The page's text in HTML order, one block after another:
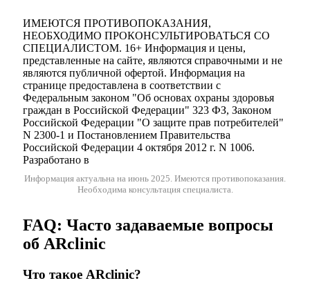
ИМЕЮТСЯ ПРОТИВОПОКАЗАНИЯ,
НЕОБХОДИМО ПРОКОНСУЛЬТИРОВАТЬСЯ СО
СПЕЦИАЛИСТОМ. 16+ Информация и цены,
представленные на сайте, являются справочными и не
являются публичной офертой. Информация на
странице предоставлена в соответствии с
Федеральным законом "Об основах охраны здоровья
граждан в Российской Федерации" 323 ФЗ, Законом
Российской Федерации "О защите прав потребителей"
N 2300-1 и Постановлением Правительства
Российской Федерации 4 октября 2012 г. N 1006.
Разработано в
Информация актуальна на июнь 2025. Имеются противопоказания.
Необходима консультация специалиста.
FAQ: Часто задаваемые вопросы
об ARclinic
Что такое ARclinic?